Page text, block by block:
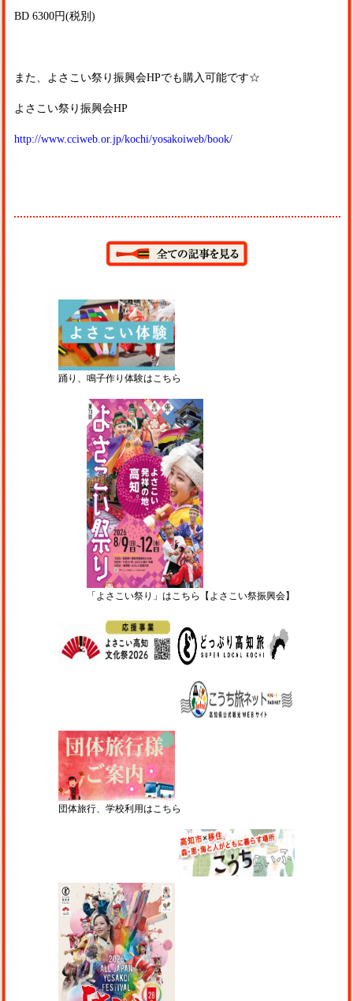
BD 6300円(税別)
また、よさこい祭り振興会HPでも購入可能です☆
よさこい祭り振興会HP
http://www.cciweb.or.jp/kochi/yosakoiweb/book/
踊り、鳴子作り体験はこちら
「よさこい祭り」はこちら【よさこい祭振興会】
団体旅行、学校利用はこちら